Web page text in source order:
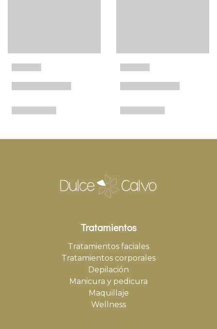
Tratamientos
Tratamientos faciales
Tratamientos corporales
Depilación
Manicura y pedicura
Maquillaje
Wellness